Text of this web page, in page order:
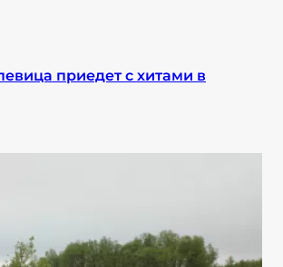
приедет с хитами в